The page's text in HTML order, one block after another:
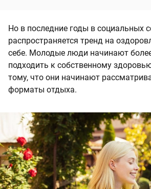
Но в последние годы в социальных
распространяется тренд на
себе. Молодые люди начинают
подходить к собственному
тому, что они начинают
форматы отдыха.